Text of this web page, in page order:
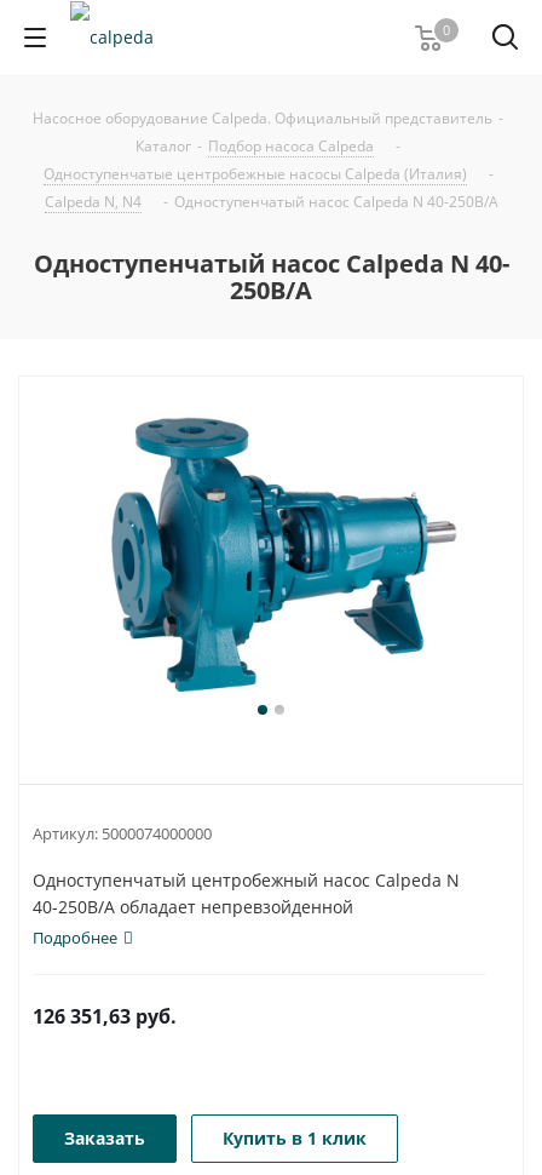
0
Насосное оборудование Calpeda. Официальный представитель -
Каталог - Подбор насоса Calpeda
-
Одноступенчатые центробежные насосы Calpeda (Италия)
-
Calpeda N, N4
- Одноступенчатый насос Calpeda N 40-250B/A
Одноступенчатый насос Calpeda N 40-
250B/A
Артикул: 5000074000000
Одноступенчатый центробежный насос Calpeda N
40-250B/A обладает непревзойденной
универсальностью...
Подробнее
126 351,63 руб.
Заказать Купить в 1 клик